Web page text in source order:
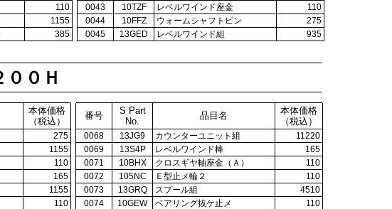
110 0043 10TZF レベルワインド座金
110
1155 0044 10FFZ ウォームシャフトピン
275
385 0045 13GED レベルワインド組 935
０Ｈ
本体価格
（税込）
番号
S Part
No.
品目名
本体価格
（税込）
275 0068 13JG9 カウンターユニット組
11220
1155 0069 13S4P レベルワインド棒
165
110 0071 10BHX クロスギヤ軸座金（Ａ）
110
165 0072 105NC Ｅ型止メ輪２
110
1155 0073 13GRQ スプール組
4510
110 0074 10GEW ベアリング抜ケ止メ
110